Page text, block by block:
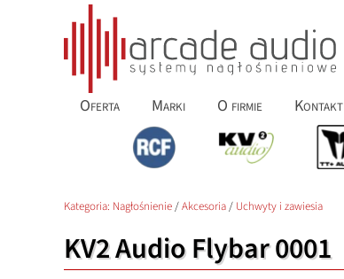
Oferta Marki O firmie Kontakt
Kategoria: Nagłośnienie/Akcesoria/ Uchwyty i zawiesia
KV2 Audio Flybar 0001